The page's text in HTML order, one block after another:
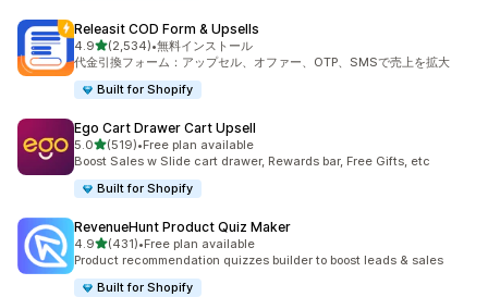
Releasit COD Form & Upsells
4.95つ星中
(2,534)
合計レビュー数：2534件
•無料インストール
代金引換フォーム：アップセル、オファー、OTP、SMSで売上を拡大
Built for Shopify
Ego Cart Drawer Cart Upsell
5.05つ星中
(519)
合計レビュー数：519件
•Free plan available
Boost Sales w Slide cart drawer, Rewards bar, Free Gifts, etc
Built for Shopify
RevenueHunt Product Quiz Maker
4.95つ星中
(431)
合計レビュー数：431件
•Free plan available
Product recommendation quizzes builder to boost leads & sales
Built for Shopify